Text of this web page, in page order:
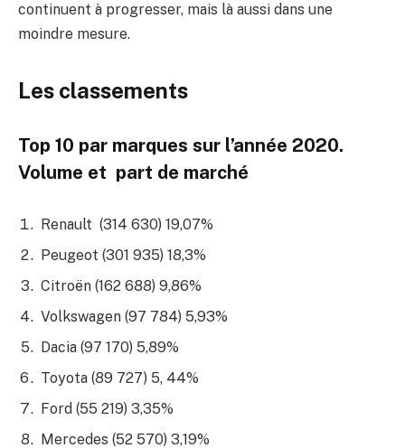
continuent à progresser, mais là aussi dans une
moindre mesure.
Les classements
Top 10 par marques sur l’année 2020.
Volume et part de marché
Renault (314 630) 19,07%
Peugeot (301 935) 18,3%
Citroën (162 688) 9,86%
Volkswagen (97 784) 5,93%
Dacia (97 170) 5,89%
Toyota (89 727) 5, 44%
Ford (55 219) 3,35%
Mercedes (52 570) 3,19%